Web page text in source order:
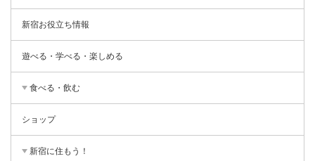
新宿お役立ち情報
遊べる・学べる・楽しめる
食べる・飲む
ショップ
新宿に住もう！